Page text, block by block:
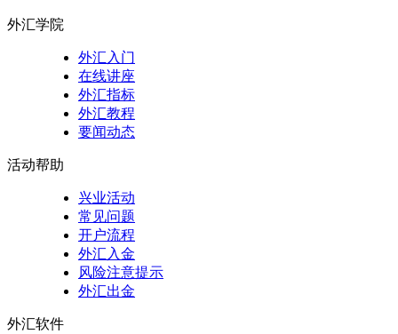
外汇学院
外汇入门
在线讲座
外汇指标
外汇教程
要闻动态
活动帮助
兴业活动
常见问题
开户流程
外汇入金
风险注意提示
外汇出金
外汇软件